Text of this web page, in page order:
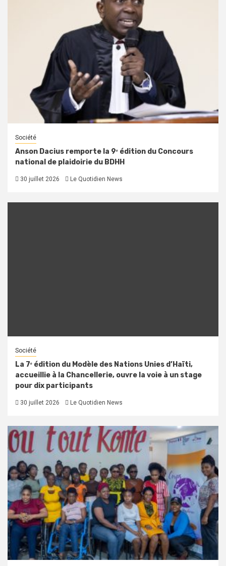
Société
Anson Dacius remporte la 9ᵉ édition du Concours
national de plaidoirie du BDHH
30 juillet 2026 Le Quotidien News
Société
La 7ᵉ édition du Modèle des Nations Unies d’Haïti,
accueillie à la Chancellerie, ouvre la voie à un stage
pour dix participants
30 juillet 2026 Le Quotidien News